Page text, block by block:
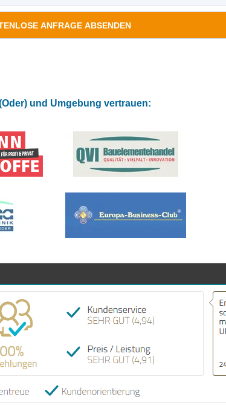
und Umgebung vertrauen: